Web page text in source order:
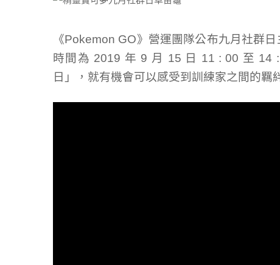
《Pokemon GO》營運團隊公布九月社群日
時間為 2019 年 9 月 15 日 11 : 00 至 14
日」，就有機會可以感受到訓練家之間的羈